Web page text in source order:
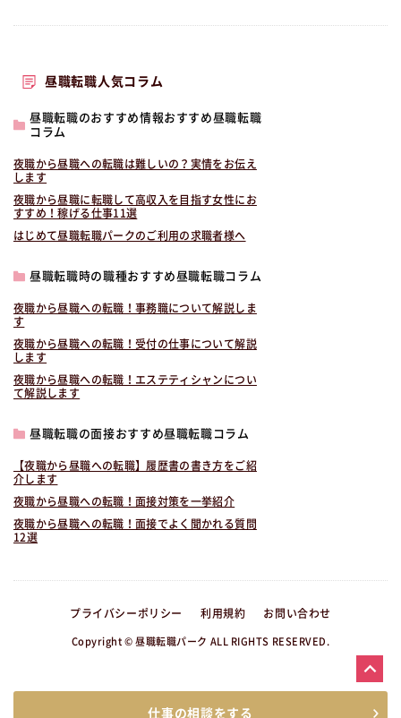
仕事の相談をする
昼職転職人気コラム
昼職転職のおすすめ情報おすすめ昼職転職
コラム
夜職から昼職への転職は難しいの？実情をお伝え
します
夜職から昼職に転職して高収入を目指す女性にお
すすめ！稼げる仕事11選
はじめて昼職転職パークのご利用の求職者様へ
昼職転職時の職種おすすめ昼職転職コラム
夜職から昼職への転職！事務職について解説しま
す
夜職から昼職への転職！受付の仕事について解説
します
夜職から昼職への転職！エステティシャンについ
て解説します
昼職転職の面接おすすめ昼職転職コラム
【夜職から昼職への転職】履歴書の書き方をご紹
介します
夜職から昼職への転職！面接対策を一挙紹介
夜職から昼職への転職！面接でよく聞かれる質問
12選
プライバシーポリシー 利用規約 お問い合わせ
Copyright © 昼職転職パーク ALL RIGHTS RESERVED.